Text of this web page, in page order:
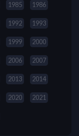
1985 1986
1992 1993
1999 2000
2006 2007
2013 2014
2020 2021